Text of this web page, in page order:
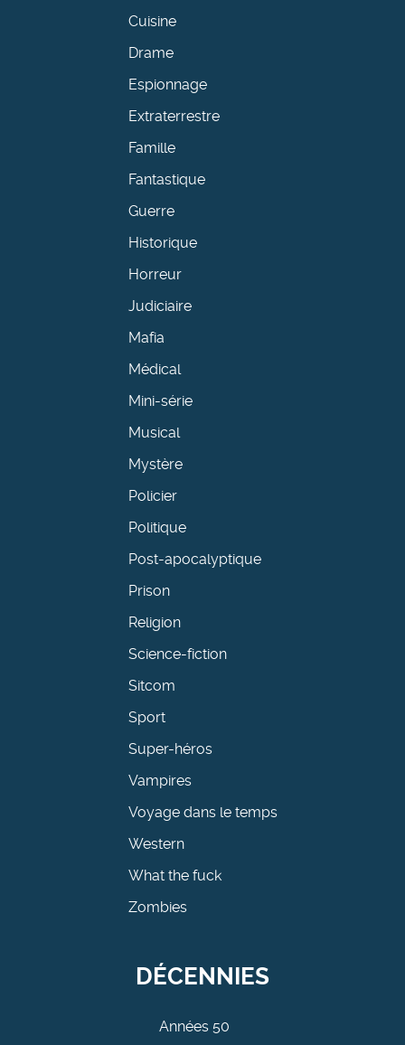
Cuisine
Drame
Espionnage
Extraterrestre
Famille
Fantastique
Guerre
Historique
Horreur
Judiciaire
Mafia
Médical
Mini-série
Musical
Mystère
Policier
Politique
Post-apocalyptique
Prison
Religion
Science-fiction
Sitcom
Sport
Super-héros
Vampires
Voyage dans le temps
Western
What the fuck
Zombies
DÉCENNIES
Années 50